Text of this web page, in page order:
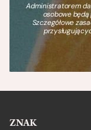
Administratorem
osobowe
Szczegółowe
ZNAK